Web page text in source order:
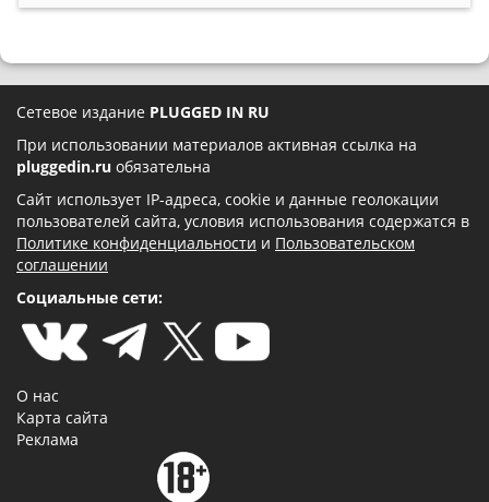
Сетевое издание PLUGGED IN RU
При использовании материалов активная ссылка на
pluggedin.ru обязательна
Сайт использует IP-адреса, cookie и данные геолокации
пользователей сайта, условия использования содержатся в
Политике конфиденциальности и Пользовательском
соглашении
Социальные сети:
О нас
Карта сайта
Реклама